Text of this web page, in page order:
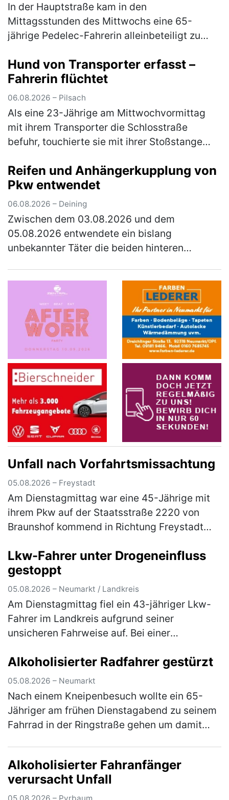
In der Hauptstraße kam in den
Mittagsstunden des Mittwochs eine 65-
jährige Pedelec-Fahrerin alleinbeteiligt zu
und musste mit dem Rettungswagen ins
Klinikum… (mehr)
Hund von Transporter erfasst –
Fahrerin flüchtet
06.08.2026 – Pilsach
Als eine 23-Jährige am Mittwochvormittag
mit ihrem Transporter die Schlosstraße
befuhr, touchierte sie mit ihrer Stoßstange
33-jährigen Besitzerin auf der …(mehr)
Reifen und Anhängerkupplung von
Pkw entwendet
06.08.2026 – Deining
Zwischen dem 03.08.2026 und dem
05.08.2026 entwendete ein bislang
unbekannter Täter die beiden hinteren
Parkplatz n…
Unfall nach Vorfahrtsmissachtung
05.08.2026 – Freystadt
Am Dienstagmittag war eine 45-Jährige mit
ihrem Pkw auf der Staatsstraße 2220 von
Braunshof kommend in Richtung Freystadt
Staatsstraße 2238 die Vorfahrt eine…(mehr)
Lkw-Fahrer unter Drogeneinfluss
gestoppt
05.08.2026 – Neumarkt / Landkreis
Am Dienstagmittag fiel ein 43-jähriger Lkw-
Fahrer im Landkreis aufgrund seiner
unsicheren Fahrweise auf. Bei einer
festgestellt, dass der Herr unter dem Einflus…
(mehr)
Alkoholisierter Radfahrer gestürzt
05.08.2026 – Neumarkt
Nach einem Kneipenbesuch wollte ein 65-
Jähriger am frühen Dienstagabend zu seinem
Fahrrad in der Ringstraße gehen um damit
Alkoholisierter Fahranfänger
verursacht Unfall
05.08.2026 – Pyrbaum